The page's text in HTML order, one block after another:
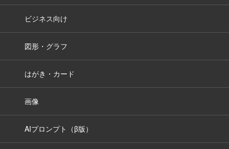
ビジネス向け
図形・グラフ
はがき・カード
画像
AIプロンプト（β版）